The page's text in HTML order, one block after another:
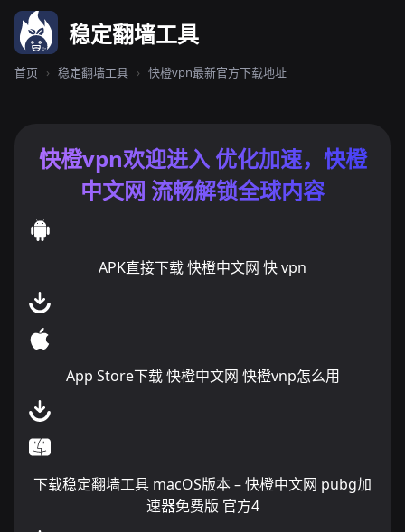
稳定翻墙工具
首页 › 稳定翻墙工具 › 快橙vpn最新官方下载地址
快橙vpn欢迎进入 优化加速，快橙
中文网 流畅解锁全球内容
APK直接下载 快橙中文网 快 vpn
App Store下载 快橙中文网 快橙vnp怎么用
下载稳定翻墙工具 macOS版本 – 快橙中文网 pubg加
速器免费版 官方4